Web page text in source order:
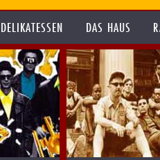
DELIKATESSEN DAS HAUS